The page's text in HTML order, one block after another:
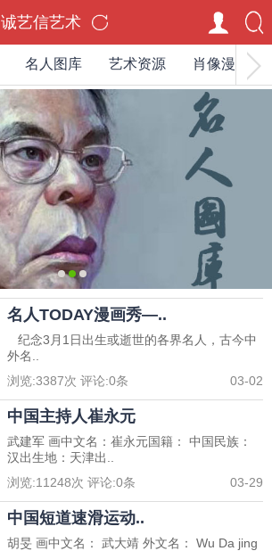
诚艺信艺术
名人图库 艺术资源 肖像漫画家
012
名人TODAY漫画秀—..
纪念3月1日出生或逝世的各界名人，古今中
外名..
浏览:3387次 评论:0条 03-02
中国主持人崔永元
武建军 画中文名：崔永元国籍： 中国民族：
汉出生地：天津出..
浏览:11248次 评论:0条 03-29
中国短道速滑运动..
胡旻 画中文名： 武大靖 外文名： Wu Da jing